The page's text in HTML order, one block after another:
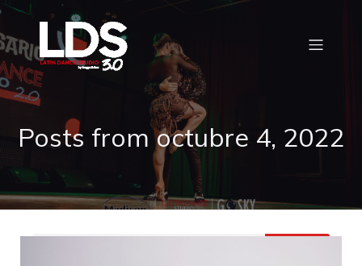
Posts from octubre 4, 2022